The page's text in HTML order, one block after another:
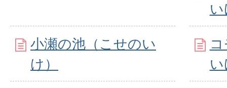
小瀬の池（こせのい
け）